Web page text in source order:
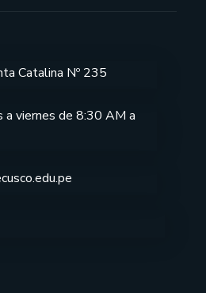
Catalina Nº 235
a viernes de 8:30 AM a